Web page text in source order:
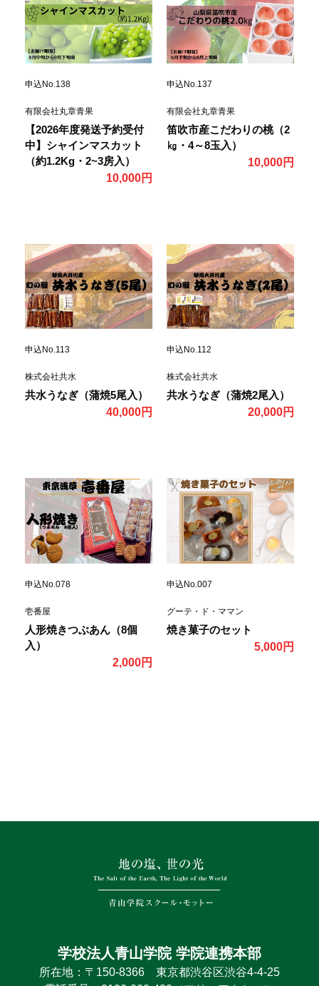
申込No.138
有限会社丸章青果
【2026年度発送予約受付
中】シャインマスカット
（約1.2Kg・2~3房入）
10,000円
申込No.137
有限会社丸章青果
笛吹市産こだわりの桃（2
㎏・4～8玉入）
10,000円
申込No.113
株式会社共水
共水うなぎ（蒲焼5尾入）
40,000円
申込No.112
株式会社共水
共水うなぎ（蒲焼2尾入）
20,000円
申込No.078
壱番屋
人形焼きつぶあん（8個
入）
2,000円
申込No.007
グーテ・ド・ママン
焼き菓子のセット
5,000円
学校法人青山学院 学院連携本部
所在地：〒150-8366 東京都渋谷区渋谷4-4-25